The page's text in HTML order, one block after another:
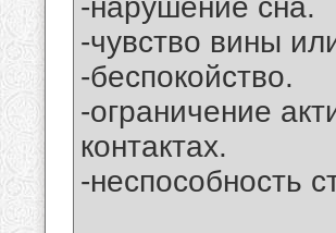
-нарушение сна.
-чувство вины
-беспокойство.
-ограничение
контактах.
-неспособность